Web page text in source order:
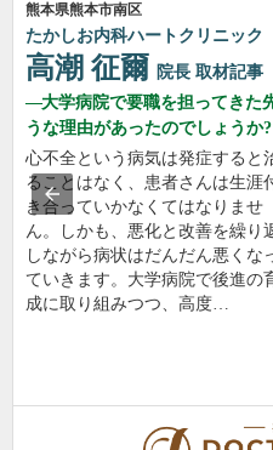
熊本県熊本市南区
たかしお内科ハートクリニック
高潮 征爾 院長 取材記事
大学病院で要職を担ってきた
うな理由があったのでしょうか?
心不全という病気は発症すると
ることはなく、患者さんは生涯
き合っていかなくてはなりませ
ん。しかも、悪化と改善を繰り
しながら病状はだんだん悪くな
ていきます。大学病院で後進の
成に取り組みつつ、高度…